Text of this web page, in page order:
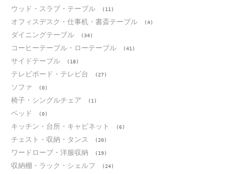
ウッド・スラブ・テーブル (11)
オフィスデスク・仕事机・書斎テーブル (4)
ダイニングテーブル (34)
コーヒーテーブル・ローテーブル (41)
サイドテーブル (18)
テレビボード・テレビ台 (27)
ソファ (0)
椅子・シングルチェア (1)
ベッド (0)
キッチン・台所・キャビネット (6)
チェスト・収納・タンス (20)
ワードローブ・洋服収納 (19)
収納棚・ラック・シェルフ (24)